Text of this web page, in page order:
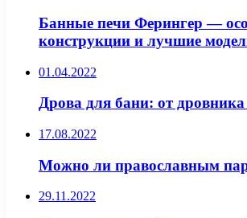
Банные печи Ферингер —
конструкции и лучшие
01.04.2022
Дрова для бани: от
17.08.2022
Можно ли православным
29.11.2022